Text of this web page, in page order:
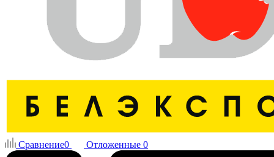
Сравнение0 Отложенные 0